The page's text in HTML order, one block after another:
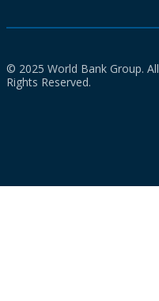
© 2025 World Bank Group. All
Rights Reserved.